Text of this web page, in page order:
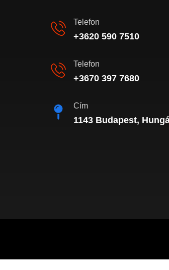
Telefon
+3620 590 7510
Telefon
+3670 397 7680
Cím
1143 Budapest,